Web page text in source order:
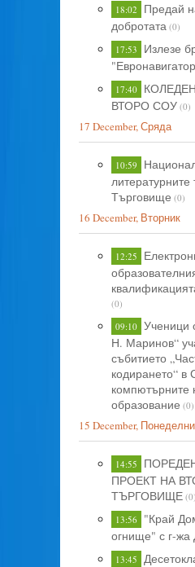
18:02
Предай
добротата (0)
17:53
Излезе
17:40
ВТОРО СОУ (0)
17 December, Сряда
10:59
Търговище (0)
16 December, Вторник
12:25
(0)
09:10
Н. Маринов“
събитието
кодирането“
компютърните
образование (0)
15 December,
14:55
ПРОЕКТ НА
ТЪРГОВИЩЕ (0)
13:56
"Край
огнище" с г-жа
13:45